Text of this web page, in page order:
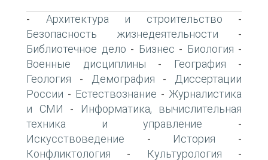
- Архитектура и строительство -
Безопасность жизнедеятельности -
Библиотечное дело - Бизнес - Биология -
Военные дисциплины - География -
Геология - Демография -
Диссертации
России - Естествознание - Журналистика
и СМИ -
Информатика, вычислительная
техника и управление -
Искусствоведение - История -
Конфликтология - Культурология -